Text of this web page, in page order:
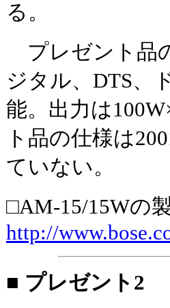
る。
プレゼント品
ジタル、DTS、
能。出力は
ト品の仕様は
ていない。
□AM-15/15Wの
http://
■ プレゼント2